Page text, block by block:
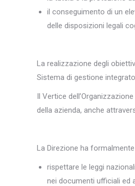
il conseguimento di un
delle disposizioni legali
La realizzazione degli
Sistema di gestione
Il Vertice
della azienda, anche
La Direzione ha
rispettare le leggi
nei documenti ufficiali ed